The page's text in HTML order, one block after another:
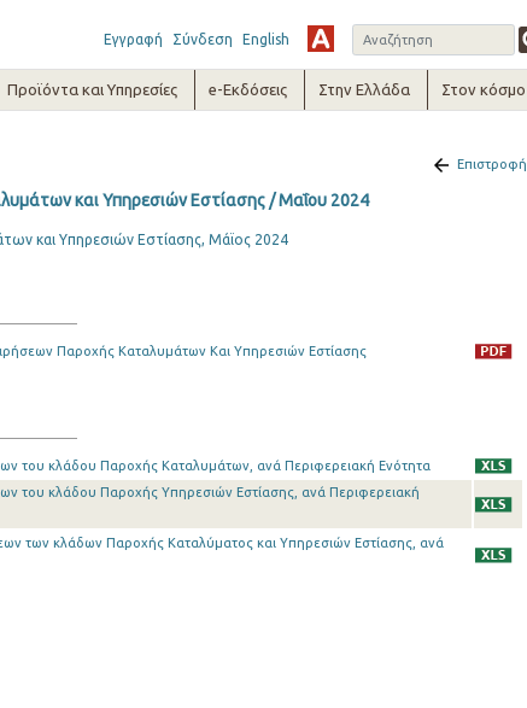
Εγγραφή Σύνδεση English
Προϊόντα και Υπηρεσίες e-Εκδόσεις Στην Ελλάδα Στον κόσμο
Επιστροφή
και Υπηρεσιών Εστίασης / Μαΐου 2024
και Υπηρεσιών Εστίασης, Μάϊος 2024
Παροχής Καταλυμάτων Και Υπηρεσιών Εστίασης
του κλάδου Παροχής Καταλυμάτων, ανά Περιφερειακή Ενότητα
του κλάδου Παροχής Υπηρεσιών Εστίασης, ανά Περιφερειακή
των κλάδων Παροχής Καταλύματος και Υπηρεσιών Εστίασης, ανά